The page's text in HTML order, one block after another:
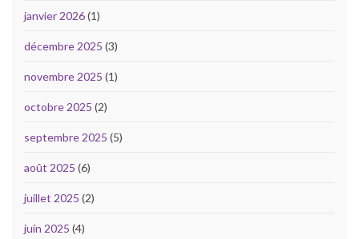
janvier 2026(1)
décembre 2025 (3)
novembre 2025 (1)
octobre 2025 (2)
septembre 2025 (5)
août 2025 (6)
juillet 2025 (2)
juin 2025 (4)